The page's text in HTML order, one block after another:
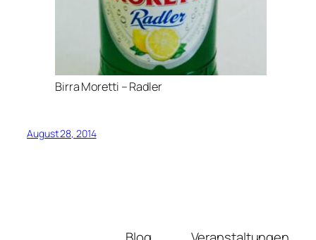
Birra Moretti – Radler
August 28, 2014